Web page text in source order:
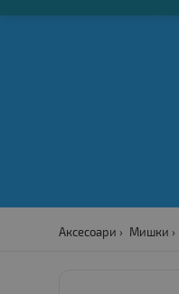
Аксесоари Мишки